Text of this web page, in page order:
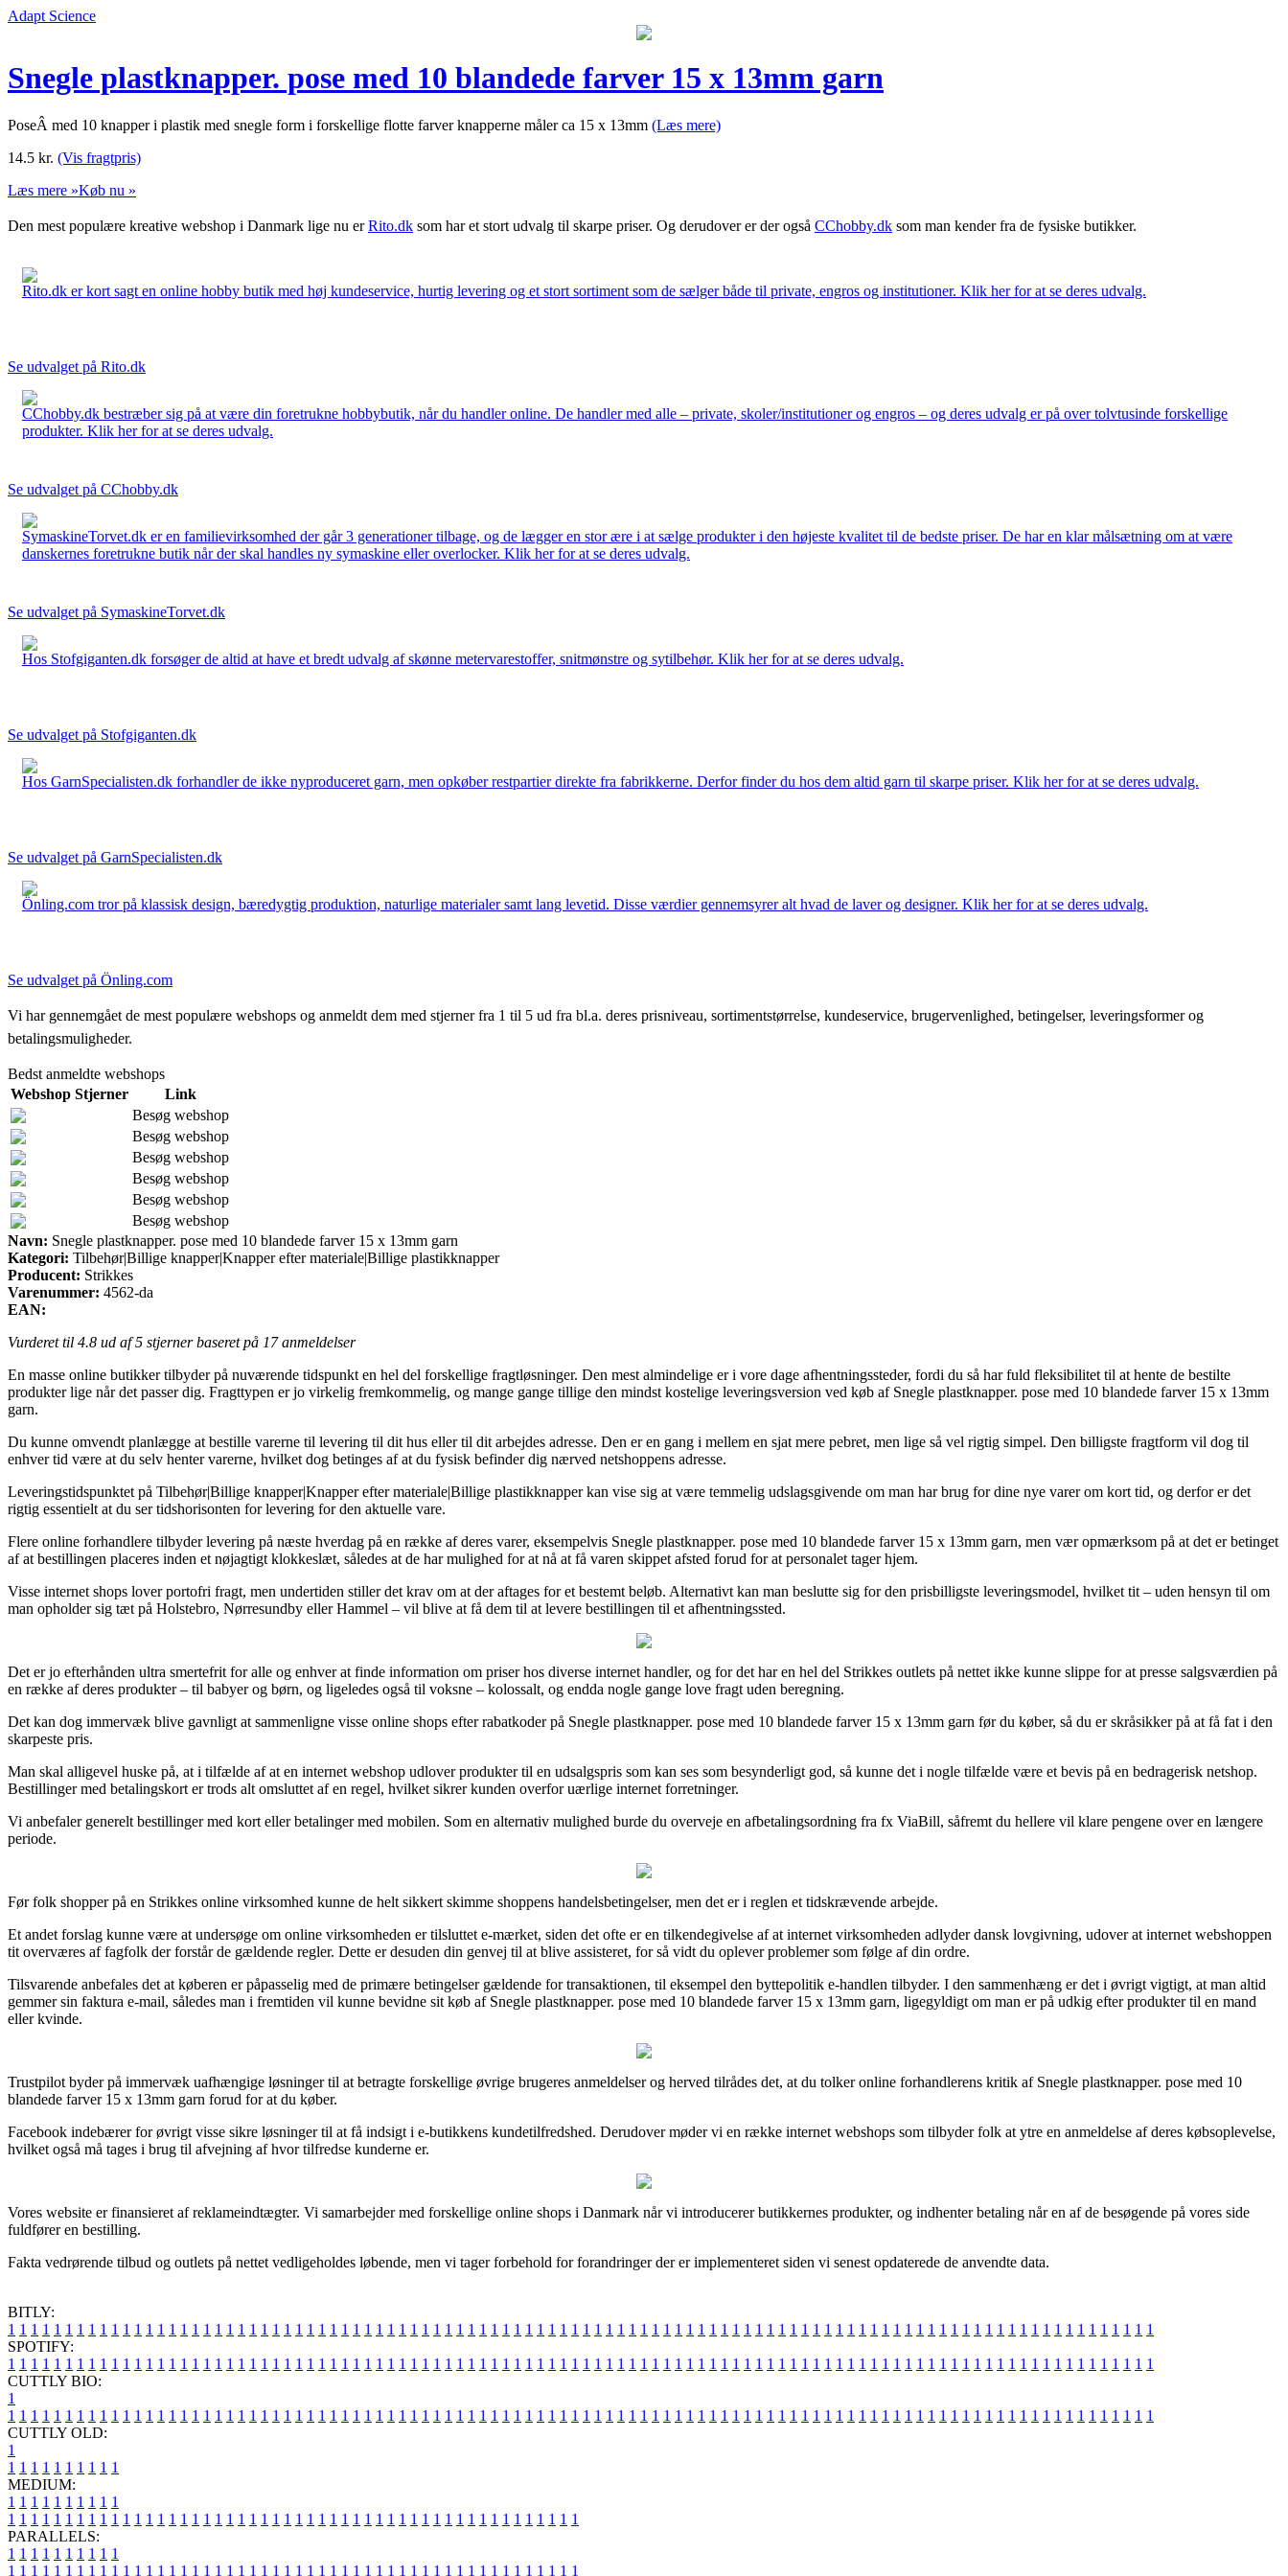
Adapt Science
Snegle plastknapper. pose med 10 blandede farver 15 x 13mm garn
PoseÂ med 10 knapper i plastik med snegle form i forskellige flotte farver knapperne måler ca 15 x 13mm (Læs mere)
14.5 kr. (Vis fragtpris)
Læs mere »Køb nu »
Den mest populære kreative webshop i Danmark lige nu erRito.dk som har et stort udvalg til skarpe priser. Og derudover er der også CChobby.dk som man kender fra de fysiske butikker.
Rito.dk er kort sagt en online hobby butik med høj kundeservice, hurtig levering og et stort sortiment som de sælger både til private, engros og institutioner. Klik her for at se deres udvalg.
Se udvalget på Rito.dk
CChobby.dk bestræber sig på at være din foretrukne hobbybutik, når du handler online. De handler med alle – private, skoler/institutioner og engros – og deres udvalg er på over tolvtusinde forskellige
produkter. Klik her for at se deres udvalg.
Se udvalget på CChobby.dk
SymaskineTorvet.dk er en familievirksomhed der går 3 generationer tilbage, og de lægger en stor ære i at sælge produkter i den højeste kvalitet til de bedste priser. De har en klar målsætning om at være
danskernes foretrukne butik når der skal handles ny symaskine eller overlocker. Klik her for at se deres udvalg.
Se udvalget på SymaskineTorvet.dk
Hos Stofgiganten.dk forsøger de altid at have et bredt udvalg af skønne metervarestoffer, snitmønstre og sytilbehør. Klik her for at se deres udvalg.
Se udvalget på Stofgiganten.dk
Hos GarnSpecialisten.dk forhandler de ikke nyproduceret garn, men opkøber restpartier direkte fra fabrikkerne. Derfor finder du hos dem altid garn til skarpe priser. Klik her for at se deres udvalg.
Se udvalget på GarnSpecialisten.dk
Önling.com tror på klassisk design, bæredygtig produktion, naturlige materialer samt lang levetid. Disse værdier gennemsyrer alt hvad de laver og designer. Klik her for at se deres udvalg.
Se udvalget på Önling.com
Vi har gennemgået de mest populære webshops og anmeldt dem med stjerner fra 1 til 5 ud fra bl.a. deres prisniveau, sortimentstørrelse, kundeservice, brugervenlighed, betingelser, leveringsformer og
betalingsmuligheder.
Bedst anmeldte webshops
Webshop Stjerner
Link
Besøg webshop
Besøg webshop
Besøg webshop
Besøg webshop
Besøg webshop
Besøg webshop
Navn: Snegle plastknapper. pose med 10 blandede farver 15 x 13mm garn
Kategori: Tilbehør|Billige knapper|Knapper efter materiale|Billige plastikknapper
Producent: Strikkes
Varenummer: 4562-da
EAN:
Vurderet til 4.8 ud af 5 stjerner baseret på 17anmeldelser
En masse online butikker tilbyder på nuværende tidspunkt en hel del forskellige fragtløsninger. Den mest almindelige er i vore dage afhentningssteder, fordi du så har fuld fleksibilitet til at hente de bestilte
produkter lige når det passer dig. Fragttypen er jo virkelig fremkommelig, og mange gange tillige den mindst kostelige leveringsversion ved køb af Snegle plastknapper. pose med 10 blandede farver 15 x 13mm
garn.
Du kunne omvendt planlægge at bestille varerne til levering til dit hus eller til dit arbejdes adresse. Den er en gang i mellem en sjat mere pebret, men lige så vel rigtig simpel. Den billigste fragtform vil dog til
enhver tid være at du selv henter varerne, hvilket dog betinges af at du fysisk befinder dig nærved netshoppens adresse.
Leveringstidspunktet på Tilbehør|Billige knapper|Knapper efter materiale|Billige plastikknapper kan vise sig at være temmelig udslagsgivende om man har brug for dine nye varer om kort tid, og derfor er det
rigtig essentielt at du ser tidshorisonten for levering for den aktuelle vare.
Flere online forhandlere tilbyder levering på næste hverdag på en række af deres varer, eksempelvis Snegle plastknapper. pose med 10 blandede farver 15 x 13mm garn, men vær opmærksom på at det er betinget
af at bestillingen placeres inden et nøjagtigt klokkeslæt, således at de har mulighed for at nå at få varen skippet afsted forud for at personalet tager hjem.
Visse internet shops lover portofri fragt, men undertiden stiller det krav om at der aftages for et bestemt beløb. Alternativt kan man beslutte sig for den prisbilligste leveringsmodel, hvilket tit – uden hensyn til om
man opholder sig tæt på Holstebro, Nørresundby eller Hammel – vil blive at få dem til at levere bestillingen til et afhentningssted.
Det er jo efterhånden ultra smertefrit for alle og enhver at finde information om priser hos diverse internet handler, og for det har en hel del Strikkes outlets på nettet ikke kunne slippe for at presse salgsværdien på
en række af deres produkter – til babyer og børn, og ligeledes også til voksne – kolossalt, og endda nogle gange love fragt uden beregning.
Det kan dog immervæk blive gavnligt at sammenligne visse online shops efter rabatkoder på Snegle plastknapper. pose med 10 blandede farver 15 x 13mm garn før du køber, så du er skråsikker på at få fat i den
skarpeste pris.
Man skal alligevel huske på, at i tilfælde af at en internet webshop udlover produkter til en udsalgspris som kan ses som besynderligt god, så kunne det i nogle tilfælde være et bevis på en bedragerisk netshop.
Bestillinger med betalingskort er trods alt omsluttet af en regel, hvilket sikrer kunden overfor uærlige internet forretninger.
Vi anbefaler generelt bestillinger med kort eller betalinger med mobilen. Som en alternativ mulighed burde du overveje en afbetalingsordning fra fx ViaBill, såfremt du hellere vil klare pengene over en længere
periode.
Før folk shopper på en Strikkes online virksomhed kunne de helt sikkert skimme shoppens handelsbetingelser, men det er i reglen et tidskrævende arbejde.
Et andet forslag kunne være at undersøge om online virksomheden er tilsluttet e-mærket, siden det ofte er en tilkendegivelse af at internet virksomheden adlyder dansk lovgivning, udover at internet webshoppen
tit overværes af fagfolk der forstår de gældende regler. Dette er desuden din genvej til at blive assisteret, for så vidt du oplever problemer som følge af din ordre.
Tilsvarende anbefales det at køberen er påpasselig med de primære betingelser gældende for transaktionen, til eksempel den byttepolitik e-handlen tilbyder. I den sammenhæng er det i øvrigt vigtigt, at man altid
gemmer sin faktura e-mail, således man i fremtiden vil kunne bevidne sit køb af Snegle plastknapper. pose med 10 blandede farver 15 x 13mm garn, ligegyldigt om man er på udkig efter produkter til en mand
eller kvinde.
Trustpilot byder på immervæk uafhængige løsninger til at betragte forskellige øvrige brugeres anmeldelser og herved tilrådes det, at du tolker online forhandlerens kritik af Snegle plastknapper. pose med 10
blandede farver 15 x 13mm garn forud for at du køber.
Facebook indebærer for øvrigt visse sikre løsninger til at få indsigt i e-butikkens kundetilfredshed. Derudover møder vi en række internet webshops som tilbyder folk at ytre en anmeldelse af deres købsoplevelse,
hvilket også må tages i brug til afvejning af hvor tilfredse kunderne er.
Vores website er finansieret af reklameindtægter. Vi samarbejder med forskellige online shops i Danmark når vi introducerer butikkernes produkter, og indhenter betaling når en af de besøgende på vores side
fuldfører en bestilling.
Fakta vedrørende tilbud og outlets på nettet vedligeholdes løbende, men vi tager forbehold for forandringer der er implementeret siden vi senest opdaterede de anvendte data.
BITLY:
1 1 1 1 1 1 1 1 1 1 1 1 1 1 1 1 1 1 1 1 1 1 1 1 1 1 1 1 1 1 1 1 1 1 1 1 1 1 1 1 1 1 1 1 1 1 1 1 1 1 1 1 1 1 1 1 1 1 1 1 1 1 1 1 1 1 1 1 1 1 1 1 1 1 1 1 1 1 1 1 1 1 1 1 1 1 1 1 1 1 1 1 1 1 1 1 1 1 1 1
SPOTIFY:
1 1 1 1 1 1 1 1 1 1 1 1 1 1 1 1 1 1 1 1 1 1 1 1 1 1 1 1 1 1 1 1 1 1 1 1 1 1 1 1 1 1 1 1 1 1 1 1 1 1 1 1 1 1 1 1 1 1 1 1 1 1 1 1 1 1 1 1 1 1 1 1 1 1 1 1 1 1 1 1 1 1 1 1 1 1 1 1 1 1 1 1 1 1 1 1 1 1 1 1
CUTTLY BIO:
1
1 1 1 1 1 1 1 1 1 1 1 1 1 1 1 1 1 1 1 1 1 1 1 1 1 1 1 1 1 1 1 1 1 1 1 1 1 1 1 1 1 1 1 1 1 1 1 1 1 1 1 1 1 1 1 1 1 1 1 1 1 1 1 1 1 1 1 1 1 1 1 1 1 1 1 1 1 1 1 1 1 1 1 1 1 1 1 1 1 1 1 1 1 1 1 1 1 1 1 1
CUTTLY OLD:
1
1 1 1 1 1 1 1 1 1 1
MEDIUM:
1 1 1 1 1 1 1 1 1 1
1 1 1 1 1 1 1 1 1 1 1 1 1 1 1 1 1 1 1 1 1 1 1 1 1 1 1 1 1 1 1 1 1 1 1 1 1 1 1 1 1 1 1 1 1 1 1 1 1 1
PARALLELS:
1 1 1 1 1 1 1 1 1 1
1 1 1 1 1 1 1 1 1 1 1 1 1 1 1 1 1 1 1 1 1 1 1 1 1 1 1 1 1 1 1 1 1 1 1 1 1 1 1 1 1 1 1 1 1 1 1 1 1 1